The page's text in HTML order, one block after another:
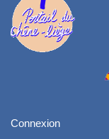
Connexion